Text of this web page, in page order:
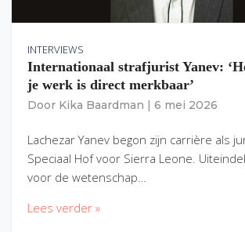
INTERVIEWS
Internationaal strafjurist Yanev:
je werk is direct merkbaar’
Door Kika Baardman 6 mei 2026
Lachezar Yanev begon zijn carrière als
Speciaal Hof voor Sierra Leone.
voor de wetenschap…
Lees verder »